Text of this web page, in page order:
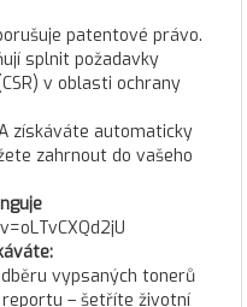
patentové právo.
splnit požadavky
v oblasti ochrany
získáváte automaticky
zahrnout do vašeho
vypsaných tonerů
– šetříte životní